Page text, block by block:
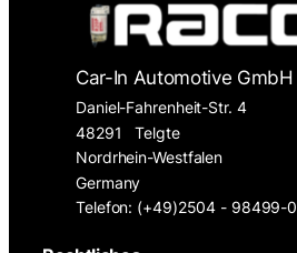
Car-In Automotive GmbH
Daniel-Fahrenheit-Str. 4
48291
Telgte
Nordrhein-Westfalen
Germany
Telefon: (+49)2504 - 98499-0